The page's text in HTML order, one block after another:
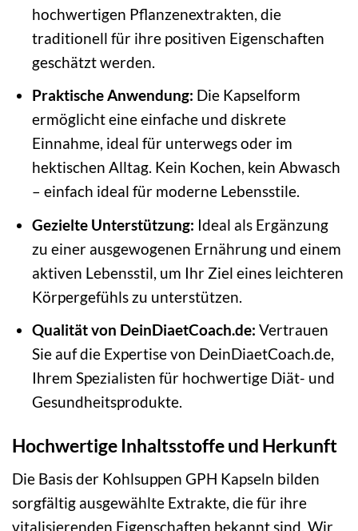
hochwertigen Pflanzenextrakten, die
traditionell für ihre positiven Eigenschaften
geschätzt werden.
Praktische Anwendung: Die Kapselform
ermöglicht eine einfache und diskrete
Einnahme, ideal für unterwegs oder im
hektischen Alltag. Kein Kochen, kein Abwasch
– einfach ideal für moderne Lebensstile.
Gezielte Unterstützung: Ideal als Ergänzung
zu einer ausgewogenen Ernährung und einem
aktiven Lebensstil, um Ihr Ziel eines leichteren
Körpergefühls zu unterstützen.
Qualität von DeinDiaetCoach.de: Vertrauen
Sie auf die Expertise von DeinDiaetCoach.de,
Ihrem Spezialisten für hochwertige Diät- und
Gesundheitsprodukte.
Hochwertige Inhaltsstoffe und Herkunft
Die Basis der Kohlsuppen GPH Kapseln bilden
sorgfältig ausgewählte Extrakte, die für ihre
vitalisierenden Eigenschaften bekannt sind. Wir